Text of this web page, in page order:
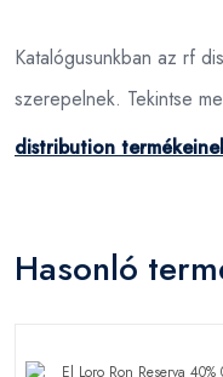
Katalógusunkban az rf
szerepelnek. Tekintse
distribution
Hasonló